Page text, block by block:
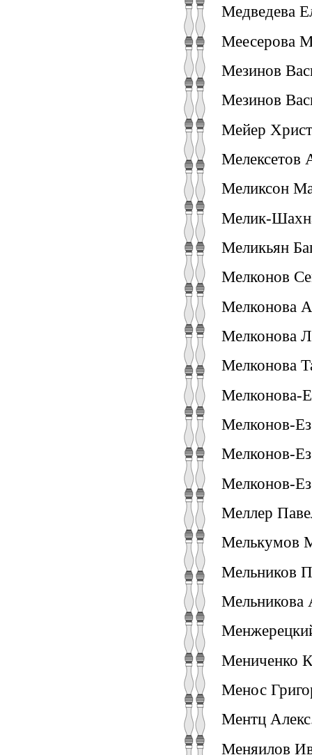
Медведева
Меесерова
Мезинов
Мезинов
Мейер
Мелексетов
Меликсон
Мелик-
Меликьян
Мелконов
Мелконова
Мелконова
Мелконова
Мелконова-
Мелконов-
Мелконов-
Мелконов-
Меллер
Мелькумов
Мельников
Мельникова
Мениченко
Менос
Ментц
Меняилов